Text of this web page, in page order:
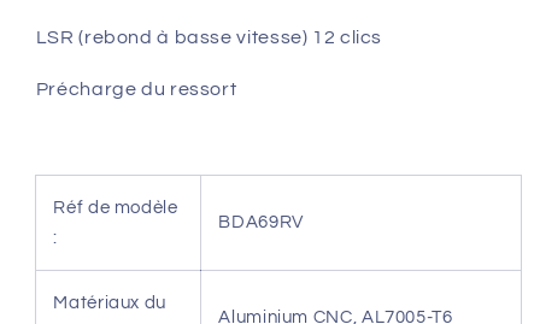
LSR (rebond à basse vitesse) 12 clics
Précharge du ressort
Réf de modèle
:
BDA69RV
Matériaux du
Aluminium CNC, AL7005-T6